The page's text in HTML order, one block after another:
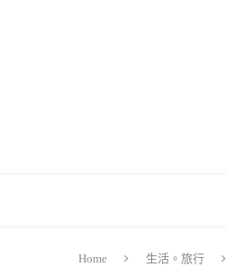
Home 生活。旅行